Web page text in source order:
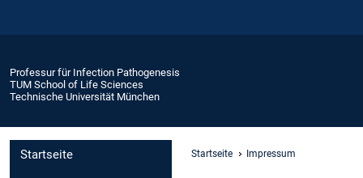
Professur für Infection Pathogenesis
TUM School of Life Sciences
Technische Universität München
Startseite Startseite Impressum